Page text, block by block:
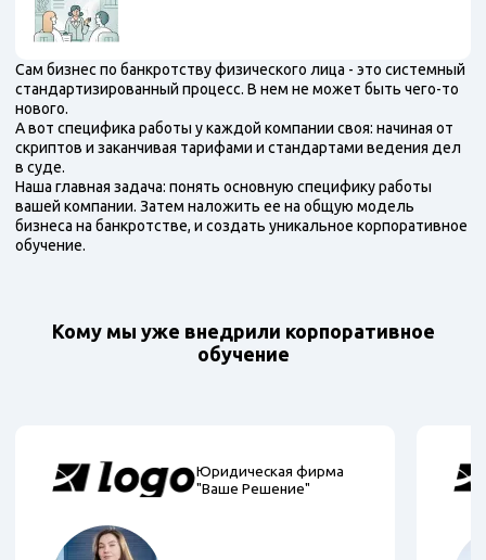
Сам бизнес по банкротству физического лица - это системный
стандартизированный процесс. В нем не может быть чего-то
нового.
А вот специфика работы у каждой компании своя: начиная от
скриптов и заканчивая тарифами и стандартами ведения дел
в суде.
Наша главная задача: понять основную специфику работы
вашей компании. Затем наложить ее на общую модель
бизнеса на банкротстве, и создать уникальное корпоративное
обучение.
Кому мы уже внедрили корпоративное
обучение
Юридическая фирма
"Ваше Решение"